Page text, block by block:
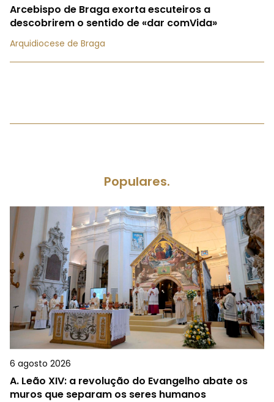
Arcebispo de Braga exorta escuteiros a
descobrirem o sentido de «dar comVida»
Arquidiocese de Braga
Populares.
6 agosto 2026
A. Leão XIV: a revolução do Evangelho abate os
muros que separam os seres humanos